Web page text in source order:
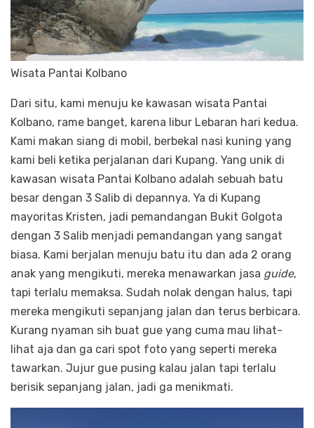
Wisata Pantai Kolbano
Dari situ, kami menuju ke kawasan wisata Pantai
Kolbano, rame banget, karena libur Lebaran hari kedua.
Kami makan siang di mobil, berbekal nasi kuning yang
kami beli ketika perjalanan dari Kupang. Yang unik di
kawasan wisata Pantai Kolbano adalah sebuah batu
besar dengan 3 Salib di depannya. Ya di Kupang
mayoritas Kristen, jadi pemandangan Bukit Golgota
dengan 3 Salib menjadi pemandangan yang sangat
biasa. Kami berjalan menuju batu itu dan ada 2 orang
anak yang mengikuti, mereka menawarkan jasa guide,
tapi terlalu memaksa. Sudah nolak dengan halus, tapi
mereka mengikuti sepanjang jalan dan terus berbicara.
Kurang nyaman sih buat gue yang cuma mau lihat-
lihat aja dan ga cari spot foto yang seperti mereka
tawarkan. Jujur gue pusing kalau jalan tapi terlalu
berisik sepanjang jalan, jadi ga menikmati.